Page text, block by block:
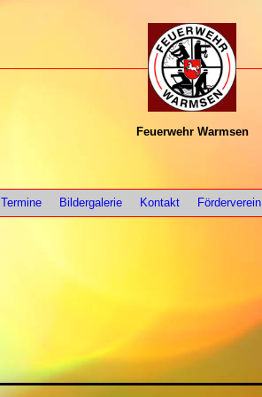
Feuerwehr Warmsen
Termine Bildergalerie Kontakt Förderverein